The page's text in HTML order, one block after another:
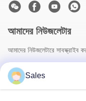
আমাদের নিউজলেটার
আমাদের নিউজলেটারে
Sales